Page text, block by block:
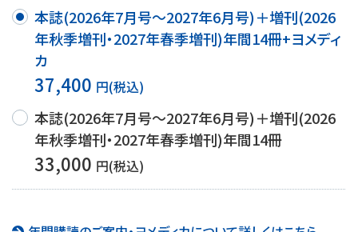
本誌(2026年7月号～2027年6月号)＋増刊(2026
年秋季増刊・2027年春季増刊)年間14冊+ヨメディ
カ
37,400 円(税込)
本誌(2026年7月号～2027年6月号)＋増刊(2026
年秋季増刊・2027年春季増刊)年間14冊
33,000 円(税込)